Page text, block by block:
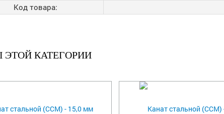
Код товара:
ЭТОЙ КАТЕГОРИИ